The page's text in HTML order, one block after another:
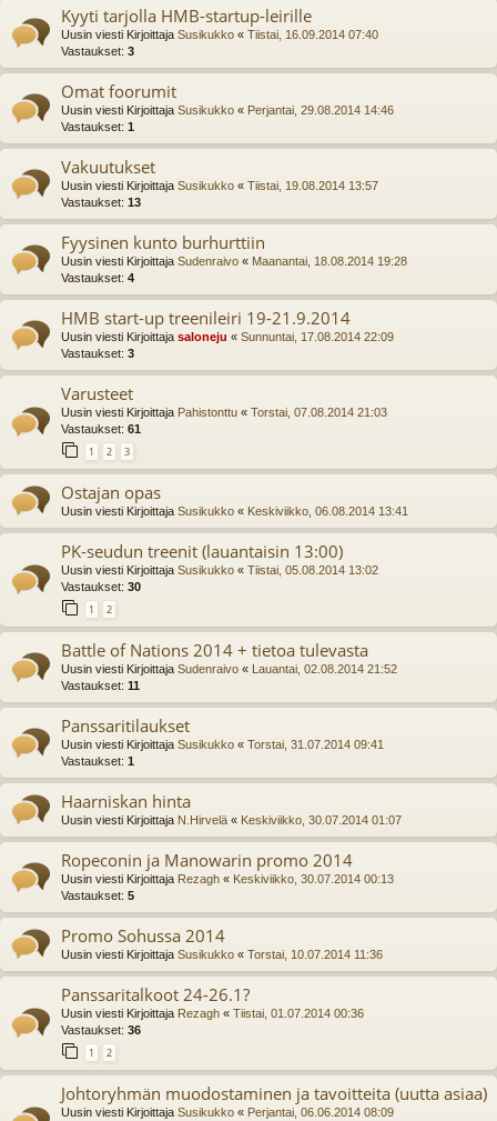
Kyyti tarjolla HMB-startup-leirille
Uusin viesti Kirjoittaja Susikukko « Tiistai, 16.09.2014 07:40
Vastaukset: 3
Omat foorumit
Uusin viesti Kirjoittaja Susikukko « Perjantai, 29.08.2014 14:46
Vastaukset: 1
Vakuutukset
Uusin viesti Kirjoittaja Susikukko « Tiistai, 19.08.2014 13:57
Vastaukset: 13
Fyysinen kunto burhurttiin
Uusin viesti Kirjoittaja Sudenraivo « Maanantai, 18.08.2014 19:28
Vastaukset: 4
HMB start-up treenileiri 19-21.9.2014
Uusin viesti Kirjoittaja saloneju « Sunnuntai, 17.08.2014 22:09
Vastaukset: 3
Varusteet
Uusin viesti Kirjoittaja Pahistonttu « Torstai, 07.08.2014 21:03
Vastaukset: 61
1 2 3
Ostajan opas
Uusin viesti Kirjoittaja Susikukko « Keskiviikko, 06.08.2014 13:41
PK-seudun treenit (lauantaisin 13:00)
Uusin viesti Kirjoittaja Susikukko « Tiistai, 05.08.2014 13:02
Vastaukset: 30
1 2
Battle of Nations 2014 + tietoa tulevasta
Uusin viesti Kirjoittaja Sudenraivo « Lauantai, 02.08.2014 21:52
Vastaukset: 11
Panssaritilaukset
Uusin viesti Kirjoittaja Susikukko « Torstai, 31.07.2014 09:41
Vastaukset: 1
Haarniskan hinta
Uusin viesti Kirjoittaja N.Hirvelä « Keskiviikko, 30.07.2014 01:07
Ropeconin ja Manowarin promo 2014
Uusin viesti Kirjoittaja Rezagh « Keskiviikko, 30.07.2014 00:13
Vastaukset: 5
Promo Sohussa 2014
Uusin viesti Kirjoittaja Susikukko « Torstai, 10.07.2014 11:36
Panssaritalkoot 24-26.1?
Uusin viesti Kirjoittaja Rezagh « Tiistai, 01.07.2014 00:36
Vastaukset: 36
1 2
Johtoryhmän muodostaminen ja tavoitteita (uutta asiaa)
Uusin viesti Kirjoittaja Susikukko « Perjantai, 06.06.2014 08:09